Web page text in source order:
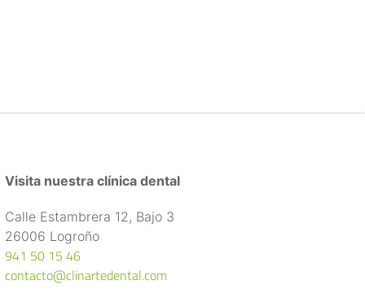
Visita nuestra clínica dental
Calle Estambrera 12, Bajo 3
26006 Logroño
941 50 15 46
contacto@clinartedental.com